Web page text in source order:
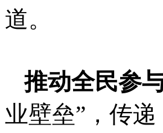
道。
推动全民参
业壁垒”，传